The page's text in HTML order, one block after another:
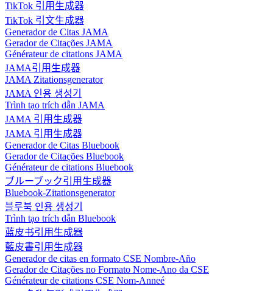
TikTok 引用生成器
TikTok 引文生成器
Generador de Citas JAMA
Gerador de Citações JAMA
Générateur de citations JAMA
JAMA引用生成器
JAMA Zitationsgenerator
JAMA 인용 생성기
Trình tạo trích dẫn JAMA
JAMA 引用生成器
JAMA 引用生成器
Generador de Citas Bluebook
Gerador de Citações Bluebook
Générateur de citations Bluebook
ブルーブック引用生成器
Bluebook-Zitationsgenerator
블루북 인용 생성기
Trình tạo trích dẫn Bluebook
蓝皮书引用生成器
藍皮書引用生成器
Generador de citas en formato CSE Nombre-Año
Gerador de Citações no Formato Nome-Ano da CSE
Générateur de citations CSE Nom-Anneé